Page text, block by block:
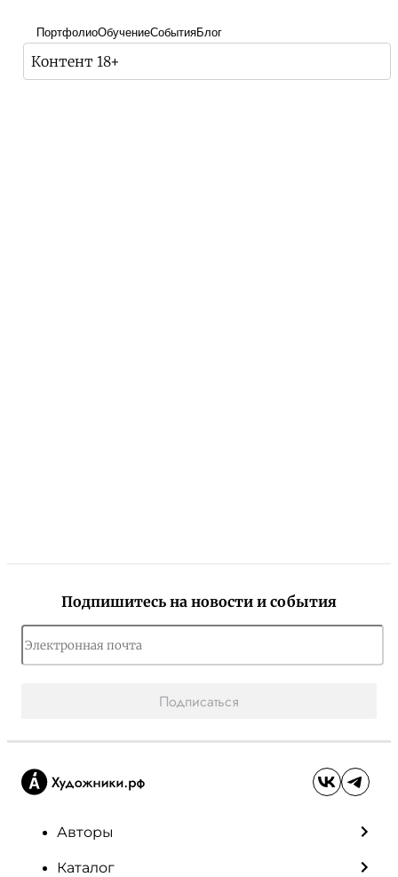
ПортфолиоОбучениеСобытияБлог
Контент 18+
Подпишитесь на новости и события
Подписаться
Авторы
Каталог